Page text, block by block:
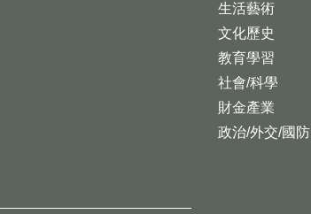
生活藝術
文化歷史
教育學習
社會/科學
財金產業
政治/外交/國防